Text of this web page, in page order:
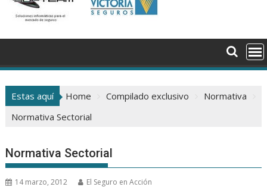
Estas aquí Home Compilado exclusivo
Normativa
Normativa Sectorial
Normativa Sectorial
14 marzo, 2012 El Seguro en Acción